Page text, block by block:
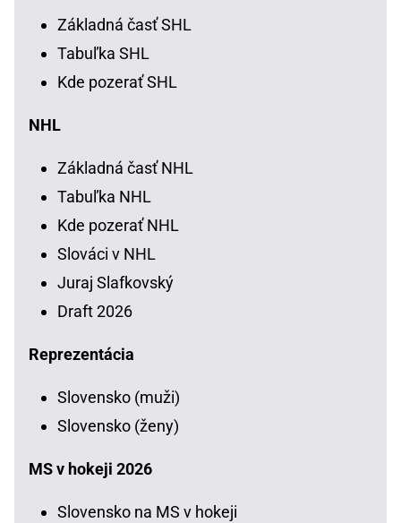
Základná časť SHL
Tabuľka SHL
Kde pozerať SHL
NHL
Základná časť NHL
Tabuľka NHL
Kde pozerať NHL
Slováci v NHL
Juraj Slafkovský
Draft 2026
Reprezentácia
Slovensko (muži)
Slovensko (ženy)
MS v hokeji 2026
Slovensko na MS v hokeji